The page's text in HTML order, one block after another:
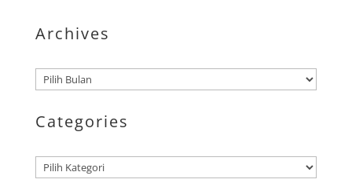
Archives
Arsip
Categories
Kategori